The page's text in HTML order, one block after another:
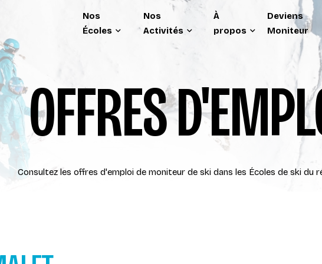
Nos
Écoles
Nos
Activités
À
propos
Deviens
Moniteur
OFFRES
Consultez les offres d'emploi de moniteur de ski dans les Écoles de ski du